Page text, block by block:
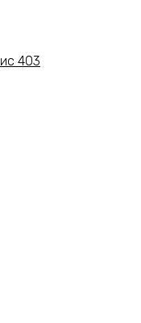
403